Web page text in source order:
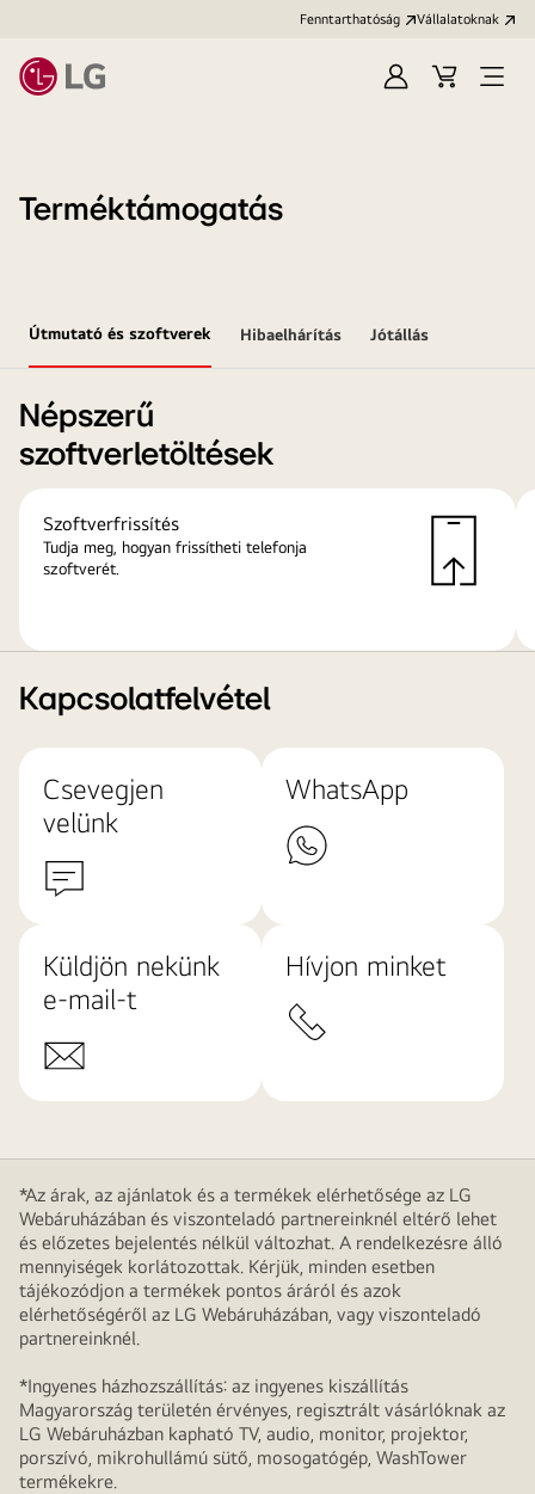
Fenntarthatóság Vállalatoknak
Bejelentkezés
KosárMenü
Terméktámogatás
Útmutató és szoftverek Hibaelhárítás Jótállás
Népszerű
szoftverletöltések
Szoftverfrissítés
Tudja meg, hogyan frissítheti telefonja
szoftverét.
Kapcsolatfelvétel
Csevegjen
velünk
WhatsApp
Küldjön nekünk
e-mail-t
Hívjon minket
*Az árak, az ajánlatok és a termékek elérhetősége az LG
Webáruházában és viszonteladó partnereinknél eltérő lehet
és előzetes bejelentés nélkül változhat. A rendelkezésre álló
mennyiségek korlátozottak. Kérjük, minden esetben
tájékozódjon a termékek pontos áráról és azok
elérhetőségéről az LG Webáruházában, vagy viszonteladó
partnereinknél.
*Ingyenes házhozszállítás: az ingyenes kiszállítás
Magyarország területén érvényes, regisztrált vásárlóknak az
LG Webáruházban kapható TV, audio, monitor, projektor,
porszívó, mikrohullámú sütő, mosogatógép, WashTower
termékekre.